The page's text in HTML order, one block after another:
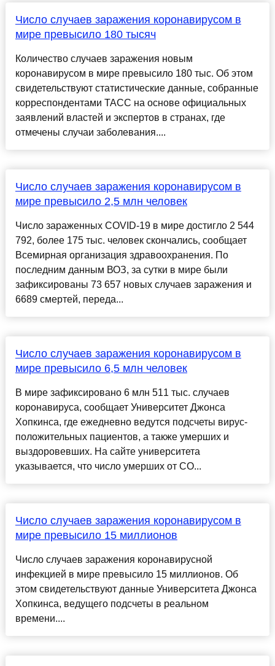
Число случаев заражения коронавирусом в
мире превысило 180 тысяч
Количество случаев заражения новым
коронавирусом в мире превысило 180 тыс. Об этом
свидетельствуют статистические данные, собранные
корреспондентами ТАСС на основе официальных
заявлений властей и экспертов в странах, где
отмечены случаи заболевания....
Число случаев заражения коронавирусом в
мире превысило 2,5 млн человек
Число зараженных COVID-19 в мире достигло 2 544
792, более 175 тыс. человек скончались, сообщает
Всемирная организация здравоохранения. По
последним данным ВОЗ, за сутки в мире были
зафиксированы 73 657 новых случаев заражения и
6689 смертей, переда...
Число случаев заражения коронавирусом в
мире превысило 6,5 млн человек
В мире зафиксировано 6 млн 511 тыс. случаев
коронавируса, сообщает Университет Джонса
Хопкинса, где ежедневно ведутся подсчеты вирус-
положительных пациентов, а также умерших и
выздоровевших. На сайте университета
указывается, что число умерших от CO...
Число случаев заражения коронавирусом в
мире превысило 15 миллионов
Число случаев заражения коронавирусной
инфекцией в мире превысило 15 миллионов. Об
этом свидетельствуют данные Университета Джонса
Хопкинса, ведущего подсчеты в реальном
времени....